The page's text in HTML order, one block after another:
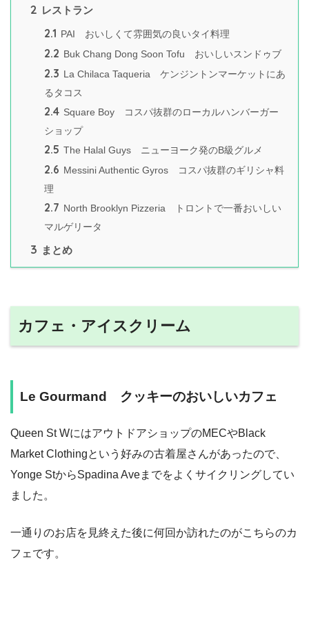
2 レストラン
2.1 PAI おいしくて雰囲気の良いタイ料理
2.2 Buk Chang Dong Soon Tofu おいしいスンドゥブ
2.3 La Chilaca Taqueria ケンジントンマーケットにあ
るタコス
2.4 Square Boy コスパ抜群のローカルハンバーガー
ショップ
2.5 The Halal Guys ニューヨーク発のB級グルメ
2.6 Messini Authentic Gyros コスパ抜群のギリシャ料
理
2.7 North Brooklyn Pizzeria トロントで一番おいしい
マルゲリータ
3 まとめ
カフェ・アイスクリーム
Le Gourmand クッキーのおいしいカフェ
Queen St WにはアウトドアショップのMECやBlack
Market Clothingという好みの古着屋さんがあったので、
Yonge StからSpadina Aveまでをよくサイクリングしてい
ました。
一通りのお店を見終えた後に何回か訪れたのがこちらのカ
フェです。